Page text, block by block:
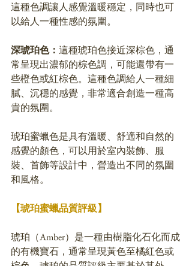
這種色調讓人感覺溫暖穩定，同時也可
以給人一種性感的氛圍。
深琥珀色： 這種琥珀色接近深棕色，通
常呈現出濃郁的棕色調，可能還帶有一
些橙色或紅棕色。這種色調給人一種細
膩、沉穩的感覺，非常適合創造一種高
貴的氛圍。
琥珀蜜蠟色是具有溫暖、舒適和自然的
感覺的顏色，可以用於室內裝飾、服
裝、首飾等設計中，營造出不同的氛圍
和風格。
【琥珀蜜蠟品質評級】
琥珀（Amber）是一種由樹脂化石化而成
的有機寶石，通常呈現黃色至橘紅色或